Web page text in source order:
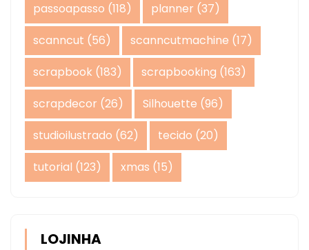
passoapasso (118) planner (37)
scanncut (56) scanncutmachine (17)
scrapbook (183) scrapbooking (163)
scrapdecor (26) Silhouette (96)
studioilustrado (62) tecido (20)
tutorial (123) xmas (15)
LOJINHA